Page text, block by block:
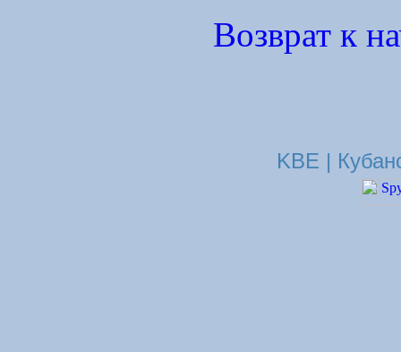
Возврат к
KBE |